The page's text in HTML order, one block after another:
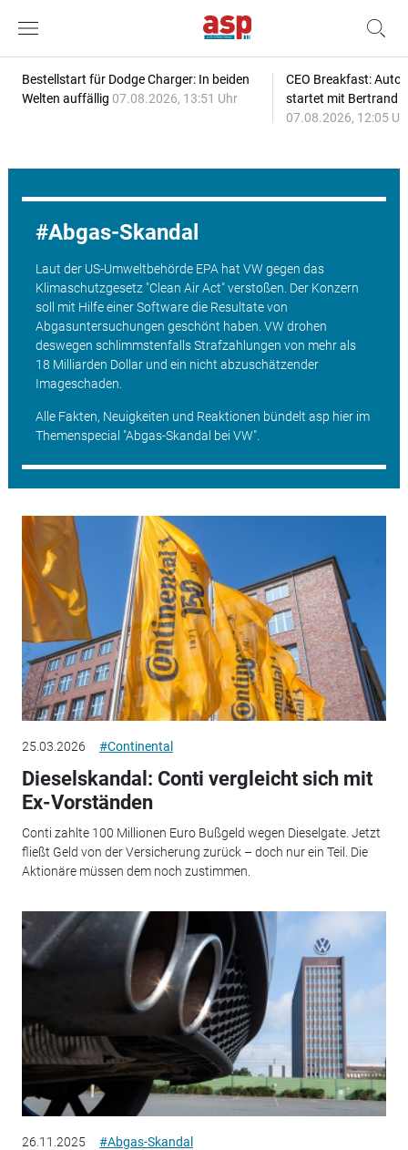
Bestellstart für Dodge Charger: In beiden
Welten auffällig 07.08.2026, 13:51 Uhr
CEO Breakfast:
startet mit Bertrand
07.08.2026, 12:05
Abgas-Skandal
Laut der US-Umweltbehörde EPA hat VW gegen das
Klimaschutzgesetz "Clean Air Act" verstoßen. Der Konzern
soll mit Hilfe einer Software die Resultate von
Abgasuntersuchungen geschönt haben. VW drohen
deswegen schlimmstenfalls Strafzahlungen von mehr als
18 Milliarden Dollar und ein nicht abzuschätzender
Imageschaden.
Alle Fakten, Neuigkeiten und Reaktionen bündelt asp hier im
Themenspecial "Abgas-Skandal bei VW".
25.03.2026 #Continental
Dieselskandal: Conti vergleicht sich mit
Ex-Vorständen
Conti zahlte 100 Millionen Euro Bußgeld wegen Dieselgate. Jetzt
fließt Geld von der Versicherung zurück – doch nur ein Teil. Die
Aktionäre müssen dem noch zustimmen.
26.11.2025 #Abgas-Skandal